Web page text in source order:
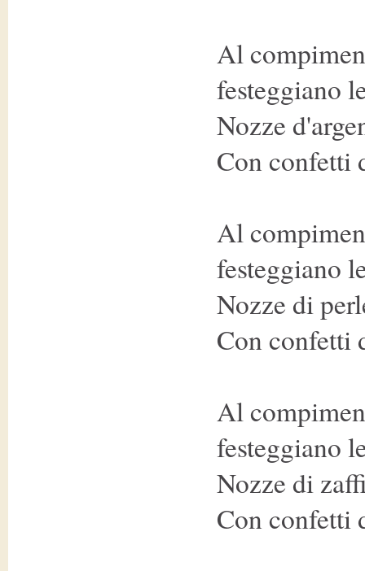
Al
festeggiano
Nozze
Con confetti
Al
festeggiano
Nozze di
Con confetti
Al
festeggiano
Nozze di
Con confetti